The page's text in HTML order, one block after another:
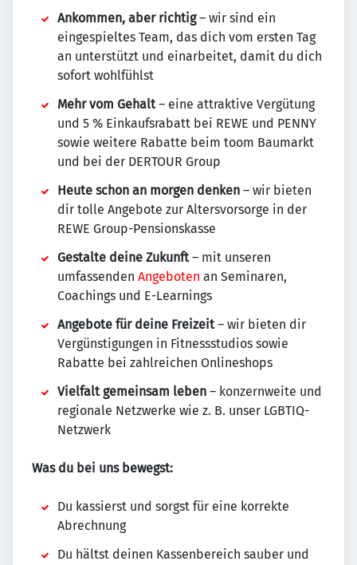
Ankommen, aber richtig– wir sind ein
eingespieltes Team, das dich vom ersten Tag
an unterstützt und einarbeitet, damit du dich
sofort wohlfühlst
Mehr vom Gehalt– eine attraktive Vergütung
und 5 % Einkaufsrabatt bei REWE und PENNY
sowie weitere Rabatte beim toom Baumarkt
und bei der DERTOUR Group
Heute schon an morgen denken – wir bieten
dir tolle Angebote zur Altersvorsorge in der
REWE Group-Pensionskasse
Gestalte deine Zukunft– mit unseren
umfassenden Angeboten an Seminaren,
Coachings und E-Learnings
Angebote für deine Freizeit– wir bieten dir
Vergünstigungen in Fitnessstudios sowie
Rabatte bei zahlreichen Onlineshops
Vielfalt gemeinsam leben – konzernweite und
regionale Netzwerke wie z. B. unser LGBTIQ-
Netzwerk
Was du bei uns bewegst:
Du kassierst und sorgst für eine korrekte
Abrechnung
Du hältst deinen Kassenbereich sauber und